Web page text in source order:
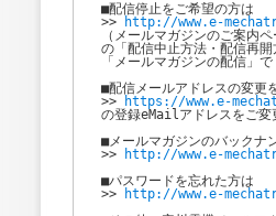
■配信停止をご希望の方は
>>
http://www.e-
（メールマガジンのご案内
の「配信中止方法・配信再
「メールマガジンの配信」
■配信メールアドレスの変更
>>
https://www.e-
の登録eMailアドレスをご変
■メールマガジンのバックナ
>>
http://www.e-
■パスワードを忘れた方は
>>
http://www.e-